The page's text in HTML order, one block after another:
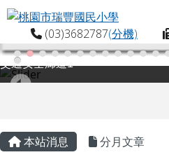
跳至主內容區
桃園市瑞豐國民小學
(03)3682787(分機)
交通安全廊道1
主內容區域
本站消息 分月文章
頁尾區域